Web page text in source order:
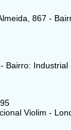
867 -
Bairro:
Violim -